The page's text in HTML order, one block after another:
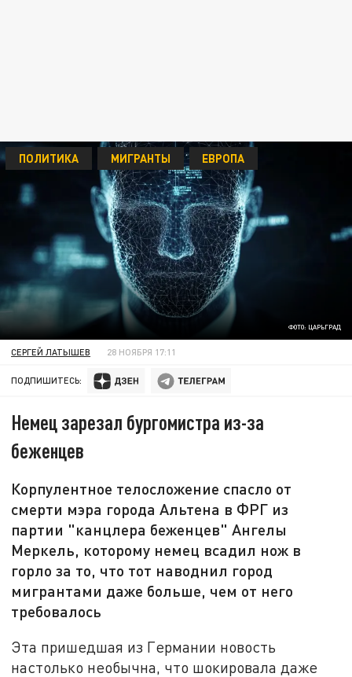
ФОТО: ЦАРЬГРАД
ПОЛИТИКА МИГРАНТЫ ЕВРОПА
СЕРГЕЙ ЛАТЫШЕВ 28 НОЯБРЯ 17:11
ПОДПИШИТЕСЬ:
Немец зарезал бургомистра из-за
беженцев
Корпулентное телосложение спасло от
смерти мэра города Альтена в ФРГ из
партии "канцлера беженцев" Ангелы
Меркель, которому немец всадил нож в
горло за то, что тот наводнил город
мигрантами даже больше, чем от него
требовалось
Эта пришедшая из Германии новость
настолько необычна, что шокировала даже